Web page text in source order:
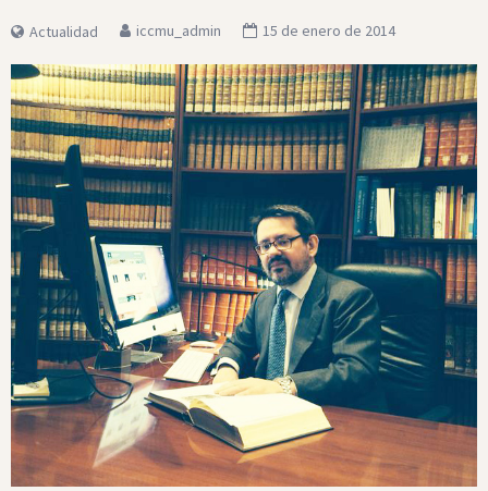
Actualidad iccmu_admin 15 de enero de 2014